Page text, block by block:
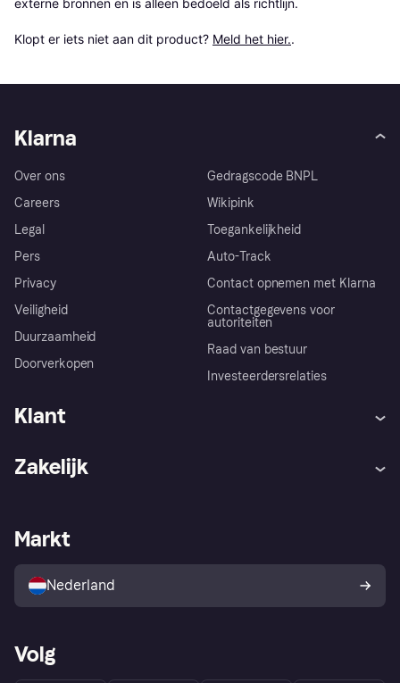
externe bronnen en is alleen bedoeld als richtlijn.
Klopt er iets niet aan dit product? Meld het hier..
Klarna
Over ons
Careers
Legal
Pers
Privacy
Veiligheid
Duurzaamheid
Doorverkopen
Gedragscode BNPL
Wikipink
Toegankelijkheid
Auto-Track
Contact opnemen met Klarna
Contactgegevens voor
autoriteiten
Raad van bestuur
Investeerdersrelaties
Klant
Winkeloverzicht
Kopersbescherming voor
consumenten
Zakelijk
Zakelijke login
Markt
Nederland
Volg